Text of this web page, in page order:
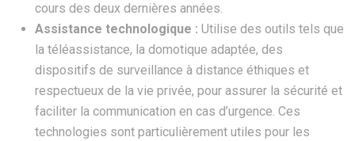
cours des deux dernières années.
Assistance technologique : Utilise des outils tels que
la téléassistance, la domotique adaptée, des
dispositifs de surveillance à distance éthiques et
respectueux de la vie privée, pour assurer la sécurité et
faciliter la communication en cas d’urgence. Ces
technologies sont particulièrement utiles pour les